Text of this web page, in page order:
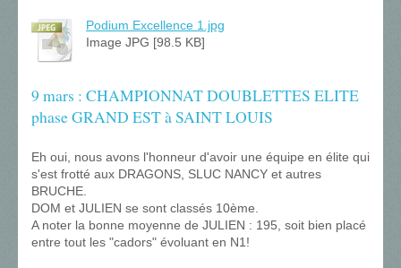
Podium Excellence 1.jpg
Image JPG [98.5 KB]
9 mars : CHAMPIONNAT DOUBLETTES ELITE
phase GRAND EST à SAINT LOUIS
Eh oui, nous avons l'honneur d'avoir une équipe en élite qui
s'est frotté aux DRAGONS, SLUC NANCY et autres
BRUCHE.
DOM et JULIEN se sont classés 10ème.
A noter la bonne moyenne de JULIEN : 195, soit bien placé
entre tout les "cadors" évoluant en N1!